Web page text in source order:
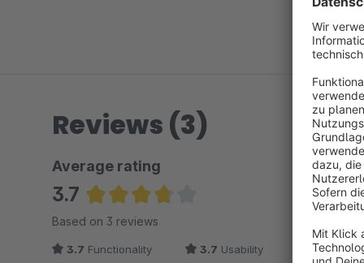
Reviews (3)
Average rating
3.7
Average rating of 3.67 out of 5 stars
Based on 3 reviews
3.7 Functionality 3.7 Usability